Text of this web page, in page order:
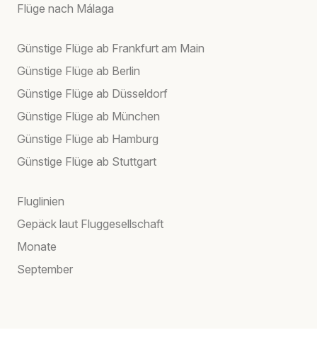
Flüge nach Málaga
Günstige Flüge ab Frankfurt am Main
Günstige Flüge ab Berlin
Günstige Flüge ab Düsseldorf
Günstige Flüge ab München
Günstige Flüge ab Hamburg
Günstige Flüge ab Stuttgart
Fluglinien
Gepäck laut Fluggesellschaft
Monate
September